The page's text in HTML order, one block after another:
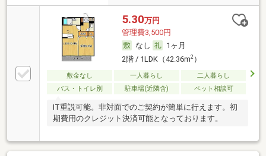
5.30万円
管理費3,500円
なし
1ヶ月
2階 / 1LDK（42.36m2）
敷金なし 一人暮らし
二人暮らし
バス・トイレ別
駐車場(近隣含) ペット相談可
IT重説可能。非対面でのご契約が簡単に行えます。初
期費用のクレジット決済可能となっております。